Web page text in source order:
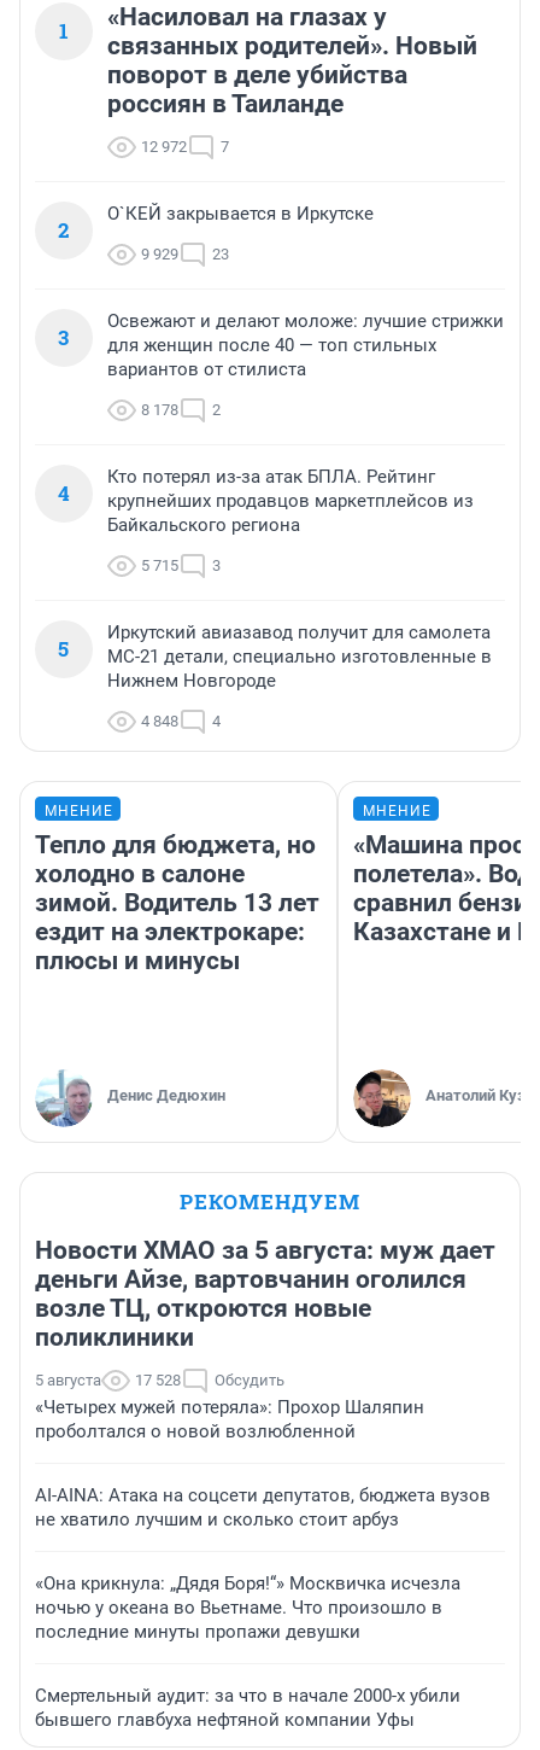
1
«Насиловал на глазах у
связанных родителей». Новый
поворот в деле убийства
россиян в Таиланде
12 972 7
2
О`КЕЙ закрывается в Иркутске
9 929 23
3
Освежают и делают моложе: лучшие стрижки
для женщин после 40 — топ стильных
вариантов от стилиста
8 178 2
4
Кто потерял из-за атак БПЛА. Рейтинг
крупнейших продавцов маркетплейсов из
Байкальского региона
5 715 3
5
Иркутский авиазавод получит для самолета
МС-21 детали, специально изготовленные в
Нижнем Новгороде
4 848 4
МНЕНИЕ
Тепло для бюджета, но
холодно в салоне
зимой. Водитель 13 лет
ездит на электрокаре:
плюсы и минусы
Денис Дедюхин
МНЕНИЕ
«Машина
полетела».
сравнил
Казахстане и
Анатолий
РЕКОМЕНДУЕМ
Новости ХМАО за 5 августа: муж дает
деньги Айзе, вартовчанин оголился
возле ТЦ, откроются новые
поликлиники
5 августа 17 528 Обсудить
«Четырех мужей потеряла»: Прохор Шаляпин
проболтался о новой возлюбленной
AI-AINA: Атака на соцсети депутатов, бюджета вузов
не хватило лучшим и сколько стоит арбуз
«Она крикнула: „Дядя Боря!“» Москвичка исчезла
ночью у океана во Вьетнаме. Что произошло в
последние минуты пропажи девушки
Смертельный аудит: за что в начале 2000-х убили
бывшего главбуха нефтяной компании Уфы